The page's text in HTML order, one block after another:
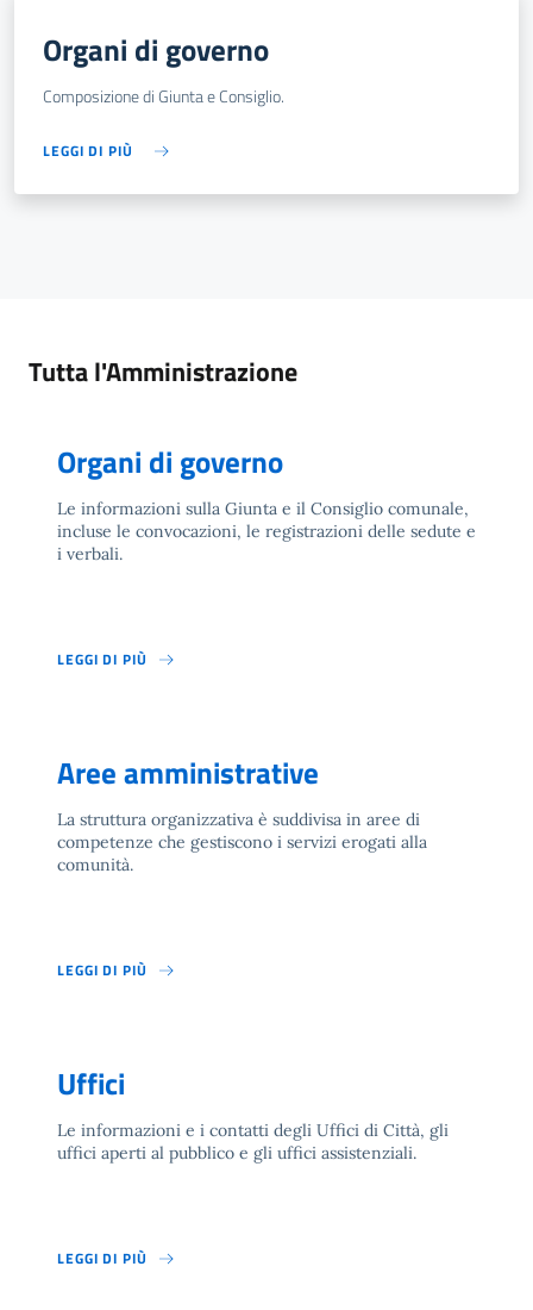
Organi di governo
Composizione di Giunta e Consiglio.
LEGGI DI PIÙ
Tutta l'Amministrazione
Organi di governo
Le informazioni sulla Giunta e il Consiglio comunale,
incluse le convocazioni, le registrazioni delle sedute e
i verbali.
LEGGI DI PIÙ
Aree amministrative
La struttura organizzativa è suddivisa in aree di
competenze che gestiscono i servizi erogati alla
comunità.
LEGGI DI PIÙ
Uffici
Le informazioni e i contatti degli Uffici di Città, gli
uffici aperti al pubblico e gli uffici assistenziali.
LEGGI DI PIÙ